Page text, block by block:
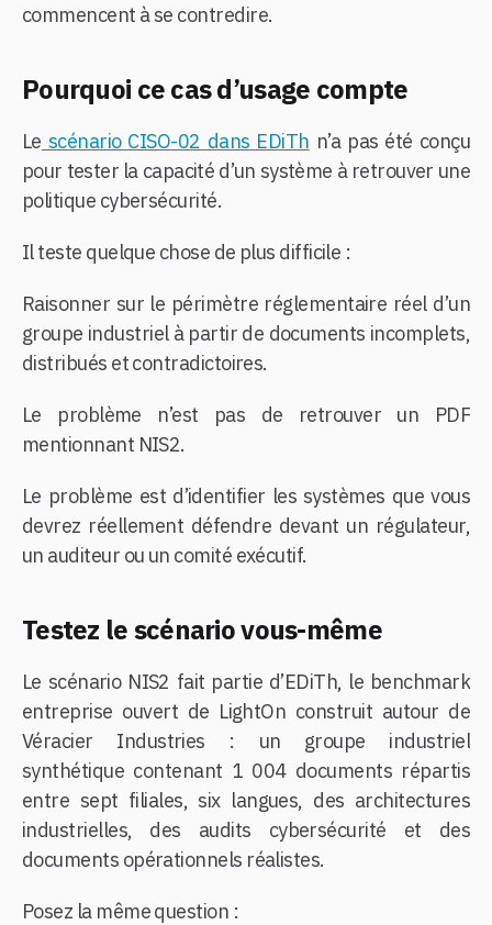
commencent à se contredire.
Pourquoi ce cas d’usage compte
Le scénario CISO-02 dans EDiTh n’a pas été conçu
pour tester la capacité d’un système à retrouver une
politique cybersécurité.
Il teste quelque chose de plus difficile :
Raisonner sur le périmètre réglementaire réel d’un
groupe industriel à partir de documents incomplets,
distribués et contradictoires.
Le problème n’est pas de retrouver un PDF
mentionnant NIS2.
Le problème est d’identifier les systèmes que vous
devrez réellement défendre devant un régulateur,
un auditeur ou un comité exécutif.
Testez le scénario vous-même
Le scénario NIS2 fait partie d’EDiTh, le benchmark
entreprise ouvert de LightOn construit autour de
Véracier Industries : un groupe industriel
synthétique contenant 1 004 documents répartis
entre sept filiales, six langues, des architectures
industrielles, des audits cybersécurité et des
documents opérationnels réalistes.
Posez la même question :